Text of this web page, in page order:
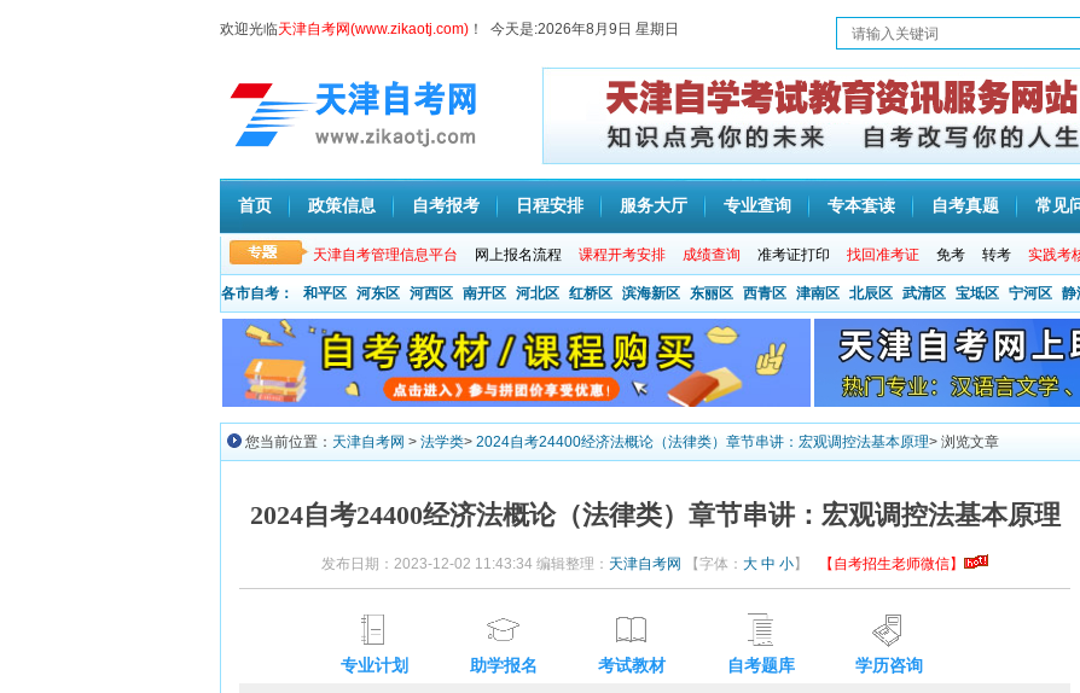
欢迎光临天津自考网(www.zikaotj.com) ！ 今天是:2026年8月9日 星期日
首页 政策信息 自考报考 日程安排 服务大厅 专业查询 专本套读 自考真题 常见
天津自考管理信息平台 网上报名流程 课程开考安排 成绩查询 准考证打印 找回准考证 免考 转考 实践考
各市自考： 和平区 河东区 河西区 南开区 河北区 红桥区 滨海新区 东丽区 西青区 津南区 北辰区 武清区 宝坻区 宁河区 静
您当前位置： 天津自考网 > 法学类> 2024自考24400经济法概论（法律类）章节串讲：宏观调控法基本原理> 浏览文章
2024自考24400经济法概论（法律类）章节串讲：宏观调控法基本原理
发布日期：2023-12-02 11:43:34 编辑整理： 天津自考网 【字体： 大 中 小】 【自考招生老师微信】
专业计划 助学报名 考试教材 自考题库 学历咨询